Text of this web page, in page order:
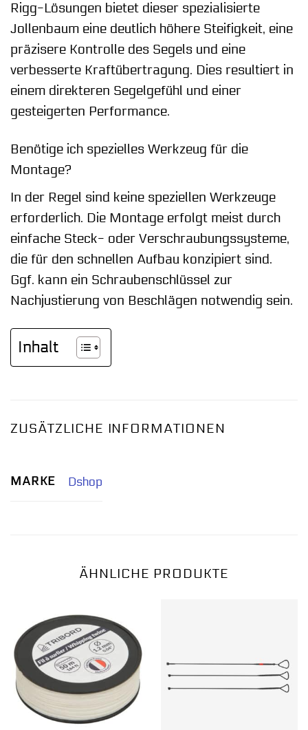
Rigg-Lösungen bietet dieser spezialisierte
Jollenbaum eine deutlich höhere Steifigkeit, eine
präzisere Kontrolle des Segels und eine
verbesserte Kraftübertragung. Dies resultiert in
einem direkteren Segelgefühl und einer
gesteigerten Performance.
Benötige ich spezielles Werkzeug für die
Montage?
In der Regel sind keine speziellen Werkzeuge
erforderlich. Die Montage erfolgt meist durch
einfache Steck- oder Verschraubungssysteme,
die für den schnellen Aufbau konzipiert sind.
Ggf. kann ein Schraubenschlüssel zur
Nachjustierung von Beschlägen notwendig sein.
Inhalt
ZUSÄTZLICHE INFORMATIONEN
MARKE Dshop
ÄHNLICHE PRODUKTE